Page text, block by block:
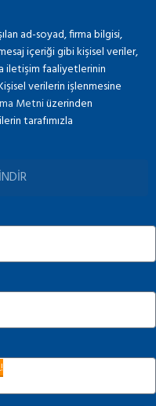
ad-soyad, firma bilgisi,
içeriği gibi kişisel veriler,
iletişim faaliyetlerinin
verilerin işlenmesine
Metniüzerinden
tarafımızla